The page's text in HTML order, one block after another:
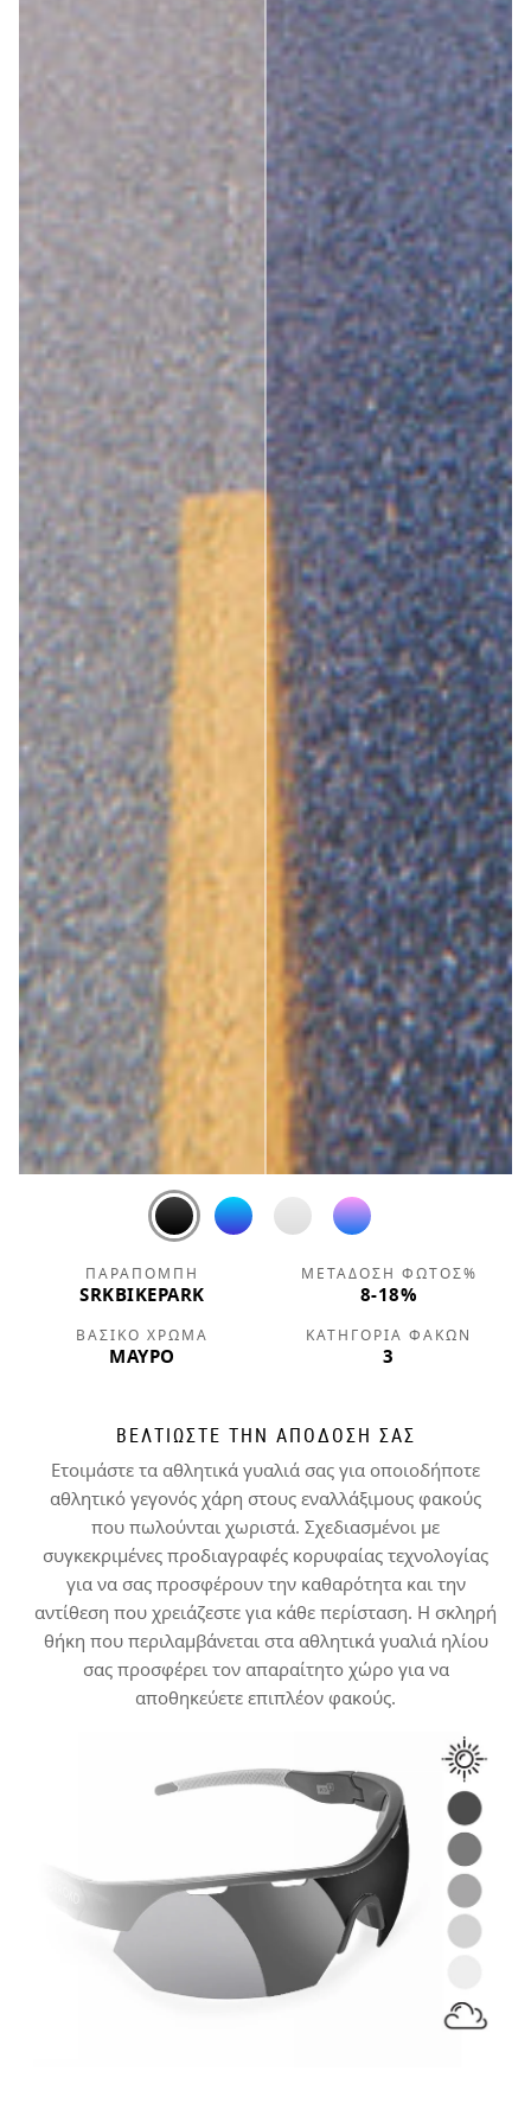
ΠΑΡΑΠΟΜΠΉ
SRKBIKEPARK
ΜΕΤΆΔΟΣΗ ΦΩΤΌΣ%
8-18%
ΒΑΣΙΚΌ ΧΡΏΜΑ
ΜΑΎΡΟ
ΚΑΤΗΓΟΡΊΑ ΦΑΚΏΝ
3
ΒΕΛΤΙΩΣΤΕ ΤΗΝ ΑΠΟΔΟΣΗ ΣΑΣ
Ετοιμάστε τα αθλητικά γυαλιά σας για οποιοδήποτε
αθλητικό γεγονός χάρη στους εναλλάξιμους φακούς
που πωλούνται χωριστά. Σχεδιασμένοι με
συγκεκριμένες προδιαγραφές κορυφαίας τεχνολογίας
για να σας προσφέρουν την καθαρότητα και την
αντίθεση που χρειάζεστε για κάθε περίσταση. Η σκληρή
θήκη που περιλαμβάνεται στα αθλητικά γυαλιά ηλίου
σας προσφέρει τον απαραίτητο χώρο για να
αποθηκεύετε επιπλέον φακούς.